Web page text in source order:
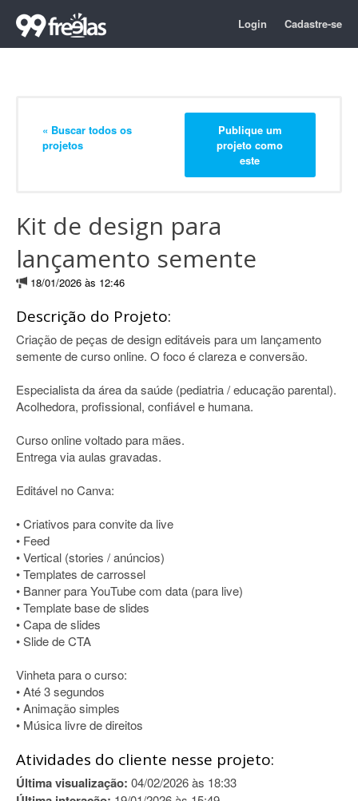
Login Cadastre-se
« Buscar todos os
projetos
Publique um
projeto como
este
Kit de design para
lançamento semente
18/01/2026 às 12:46
Descrição do Projeto:
Criação de peças de design editáveis para um lançamento
semente de curso online. O foco é clareza e conversão.
Especialista da área da saúde (pediatria / educação parental).
Acolhedora, profissional, confiável e humana.
Curso online voltado para mães.
Entrega via aulas gravadas.
Editável no Canva:
• Criativos para convite da live
• Feed
• Vertical (stories / anúncios)
• Templates de carrossel
• Banner para YouTube com data (para live)
• Template base de slides
• Capa de slides
• Slide de CTA
Vinheta para o curso:
• Até 3 segundos
• Animação simples
• Música livre de direitos
Atividades do cliente nesse projeto:
Última visualização: 04/02/2026 às 18:33